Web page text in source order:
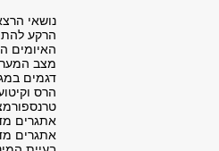
נושאי
הרקע
האיומים
מצב
דגמים
הרס
אתגרים
אתגרים